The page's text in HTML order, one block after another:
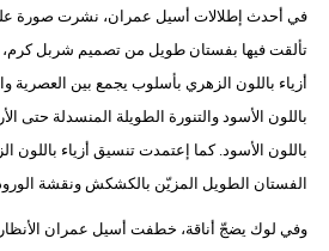
في أحدث إطلالات أسيل عمران، نشرت صورة
تألقت فيها بفستان طويل من تصميم شربل
أزياء باللون الزهري بأسلوب يجمع بين العصرية
باللون الأسود والتنورة الطويلة المنسدلة حتى
باللون الأسود. كما إعتمدت تنسيق أزياء باللون
الفستان الطويل المزيّن بالكشكش ونقشة الورود
وفي لوك يضجّ أناقة، خطفت أسيل عمران